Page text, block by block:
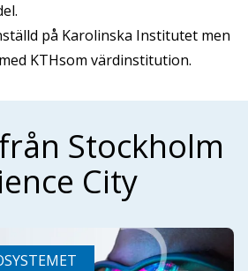
på Karolinska Institutet men
KTHsom värdinstitution.
Stockholm
City